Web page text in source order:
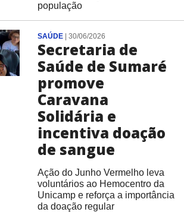
população
SAÚDE| 30/06/2026
Secretaria de
Saúde de Sumaré
promove
Caravana
Solidária e
incentiva doação
de sangue
Ação do Junho Vermelho leva
voluntários ao Hemocentro da
Unicamp e reforça a importância
da doação regular